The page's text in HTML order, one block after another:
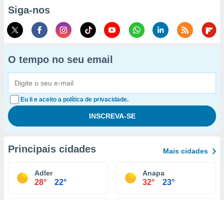
Siga-nos
O tempo no seu email
Eu li e aceito a política de privacidade.
Principais cidades Mais cidades
Adler
28° 22°
Anapa
32° 23°